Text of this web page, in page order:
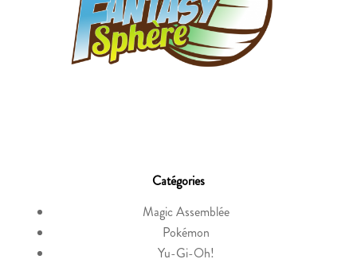
Catégories
Magic Assemblée
Pokémon
Yu-Gi-Oh!